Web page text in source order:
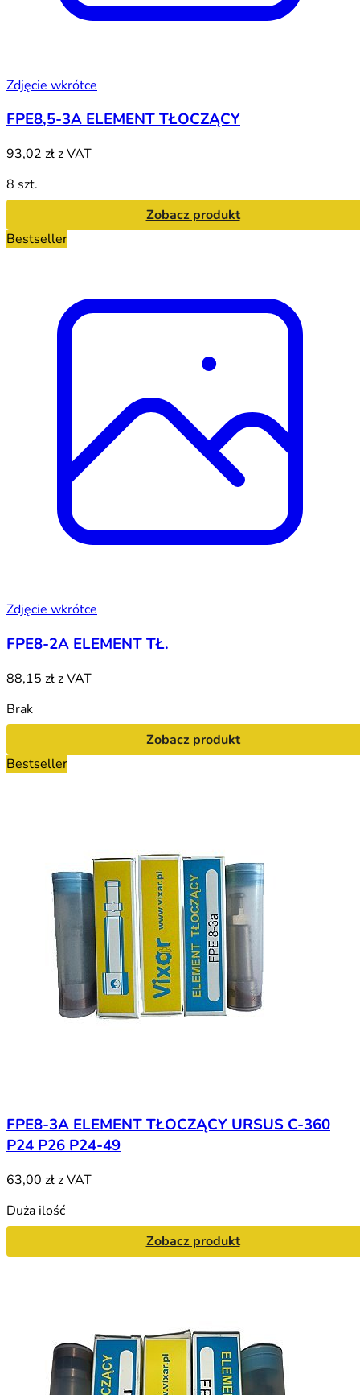
Zdjęcie wkrótce
FPE8,5-3A ELEMENT TŁOCZĄCY
93,02 złz VAT
8 szt.
Zobacz produkt
Bestseller
Zdjęcie wkrótce
FPE8-2A ELEMENT TŁ.
88,15 złz VAT
Brak
Zobacz produkt
Bestseller
FPE8-3A ELEMENT TŁOCZĄCY URSUS C-360
P24 P26 P24-49
63,00 złz VAT
Duża ilość
Zobacz produkt